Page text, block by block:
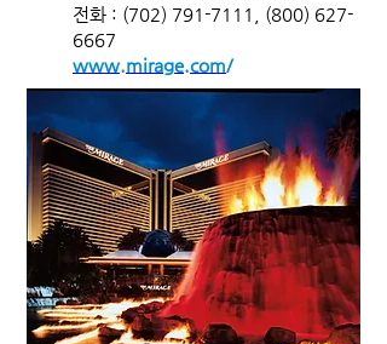
전화 : (702) 791-7111
(800) 627-
6667
www.mirage.com/